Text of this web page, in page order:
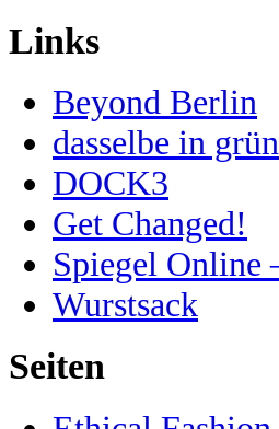
Links
Beyond Berlin
dasselbe in grün
DOCK3
Get Changed!
Spiegel Online
Wurstsack
Seiten